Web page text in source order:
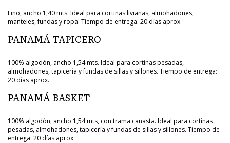
Fino, ancho 1,40 mts. Ideal para cortinas livianas, almohadones,
manteles, fundas y ropa. Tiempo de entrega: 20 días aprox.
PANAMÁ TAPICERO
100% algodón, ancho 1,54 mts. Ideal para cortinas pesadas,
almohadones, tapicería y fundas de sillas y sillones. Tiempo de entrega:
20 días aprox.
PANAMÁ BASKET
100% algodón, ancho 1,54 mts, con trama canasta. Ideal para cortinas
pesadas, almohadones, tapicería y fundas de sillas y sillones. Tiempo de
entrega: 20 días aprox.